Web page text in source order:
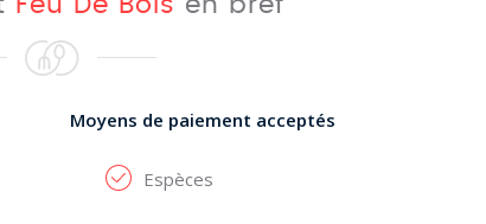
Moyens de paiement acceptés
Espèces